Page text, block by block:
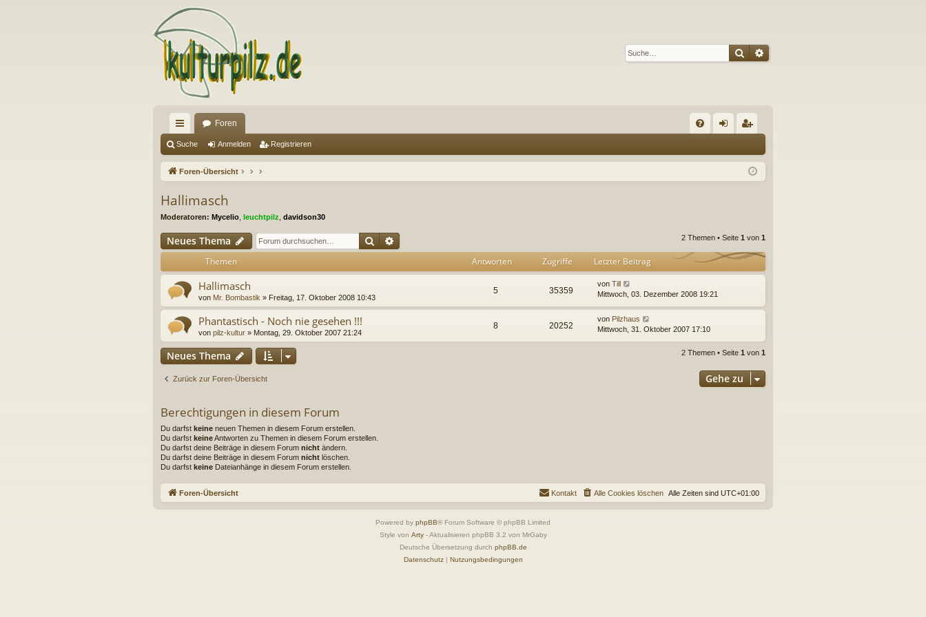
SucheErweiterte Suche
ch
ne
ug
Foren
Q m ist
Suche Anmelden Registrieren
Foren-Übersicht
Hallimasch
Moderatoren: Mycelio leuchtpilz davidson30
Neues Thema Suche 2 Themen • Seite 1 von 1
Themen Antworten Zugriffe Letzter Beitrag
Hallimasch
von Mr. Bombastik » Freitag, 17. Oktober 2008 10:43
5 35359
von Till
Mittwoch, 03. Dezember 2008 19:21
Phantastisch - Noch nie gesehen !!!
von pilz-kultur » Montag, 29. Oktober 2007 21:24
8 20252
von Pilzhaus
Mittwoch, 31. Oktober 2007 17:10
Neues Thema 2 Themen • Seite 1 von 1
Zurück zur Foren-Übersicht Gehe zu
Berechtigungen in diesem Forum
Du darfst keine neuen Themen in diesem Forum erstellen.
Du darfst keineAntworten zu Themen in diesem Forum erstellen.
Du darfst deine Beiträge in diesem Forum nicht ändern.
Du darfst deine Beiträge in diesem Forum nicht löschen.
Du darfst keine Dateianhänge in diesem Forum erstellen.
Foren-Übersicht Alle Zeiten sind UTC+01:00
Alle Cookies löschen
Kontakt
Powered by phpBB® Forum Software © phpBB Limited
Style von Arty- Aktualisieren phpBB 3.2 von MrGaby
Deutsche Übersetzung durch phpBB.de
Datenschutz| Nutzungsbedingungen